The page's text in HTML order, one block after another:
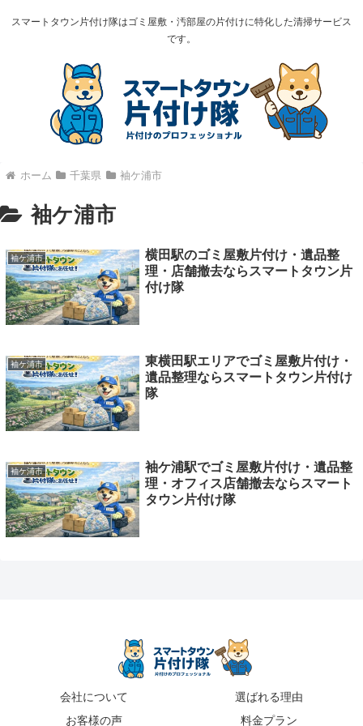
スマートタウン片付け隊はゴミ屋敷・汚部屋の片付けに特化した清掃サービス
です。
ホーム 千葉県 袖ケ浦市
袖ケ浦市
袖ケ浦市
横田駅のゴミ屋敷片付け・遺品整
理・店舗撤去ならスマートタウン片
付け隊
袖ケ浦市
東横田駅エリアでゴミ屋敷片付け・
遺品整理ならスマートタウン片付け
隊
袖ケ浦市
袖ケ浦駅でゴミ屋敷片付け・遺品整
理・オフィス店舗撤去ならスマート
タウン片付け隊
会社について
選ばれる理由
お客様の声
料金プラン